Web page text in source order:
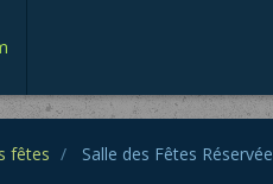
fêtes Salle des Fêtes Réservée